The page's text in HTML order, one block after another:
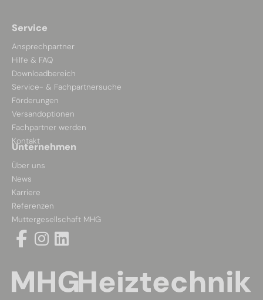
Service
Ansprechpartner
Hilfe & FAQ
Downloadbereich
Service- & Fachpartnersuche
Förderungen
Versandoptionen
Fachpartner werden
Kontakt
Unternehmen
Über uns
News
Karriere
Referenzen
Muttergesellschaft MHG